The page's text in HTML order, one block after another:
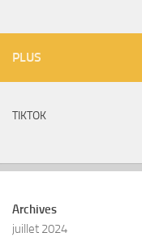
PLUS
TIKTOK
Archives
juillet 2024